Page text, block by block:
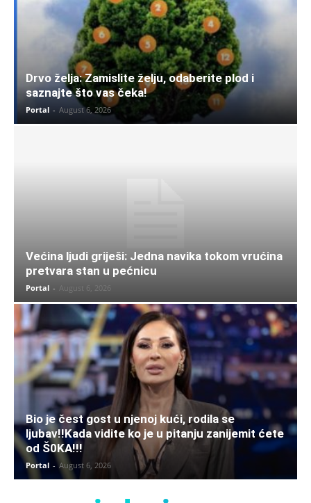
Drvo želja: Zamislite želju, odaberite plod i
saznajte što vas čeka!
Portal - August 6, 2026
Većina ljudi griješi: Jedna navika tokom vrućina
pretvara stan u pećnicu
Portal - August 6, 2026
Bio je čest gost u njenoj kući, rodila se
ljubav!!Kada vidite ko je u pitanju zanijemit ćete
od Š0KA!!!
Portal - August 6, 2026